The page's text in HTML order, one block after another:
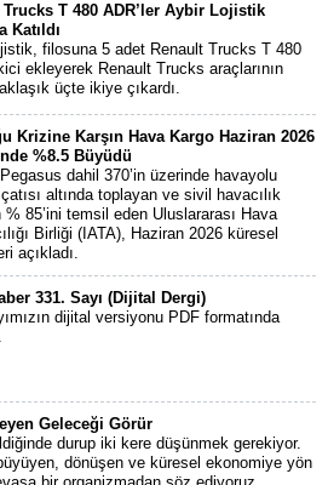
Trucks T 480 ADR’ler Aybir Lojistik
Katıldı
filosuna 5 adet Renault Trucks T 480
ekleyerek Renault Trucks araçlarının
üçte ikiye çıkardı.
Krizine Karşın Hava Kargo Haziran 2026
%8.5 Büyüdü
dahil 370’in üzerinde havayolu
altında toplayan ve sivil havacılık
% 85’ini temsil eden Uluslararası Hava
Birliği (IATA), Haziran 2026 küresel
açıkladı.
331. Sayı (Dijital Dergi)
dijital versiyonu PDF formatında
Geleceği Görür
durup iki kere düşünmek gerekiyor.
dönüşen ve küresel ekonomiye yön